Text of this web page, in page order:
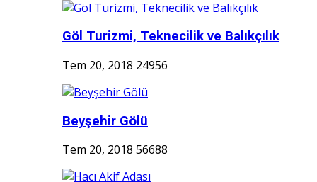
Göl Turizmi, Teknecilik ve Balıkçılık
Tem 20, 2018 24956
Beyşehir Gölü
Tem 20, 2018 56688